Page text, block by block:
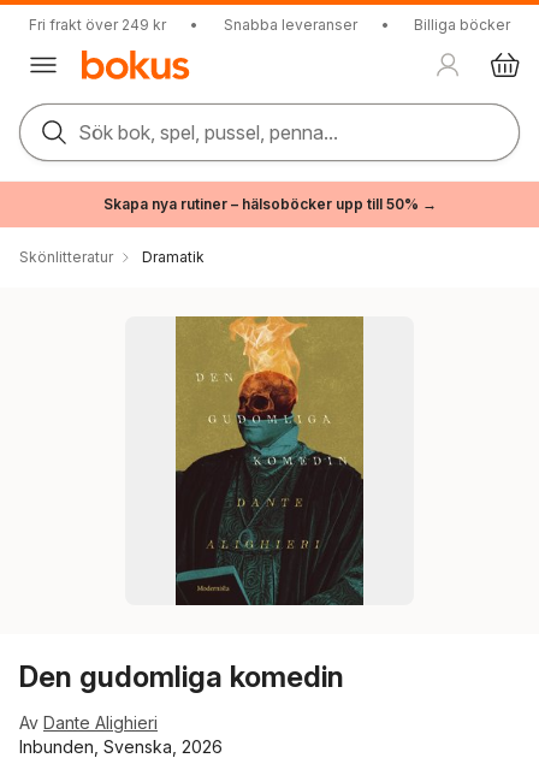
Fri frakt över 249 kr • Snabba leveranser • Billiga böcker
Sök bok, spel, pussel, penna...
Skapa nya rutiner – hälsoböcker upp till 50% →
Skönlitteratur Dramatik
Den gudomliga komedin
Av Dante Alighieri
Inbunden, Svenska, 2026